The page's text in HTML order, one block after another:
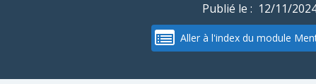
Publié le : 12/11/
Aller à l'index du module